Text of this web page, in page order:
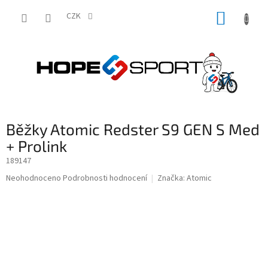
CZK
Běžky Atomic Redster S9 GEN S Med
+ Prolink
189147
Průměrné
Neohodnoceno Podrobnosti hodnocení Značka: Atomic